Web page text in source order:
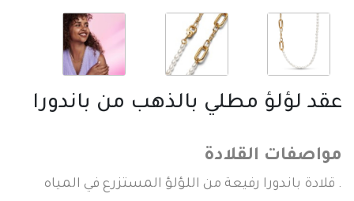
عقد لؤلؤ مطلي بالذهب من باندورا
مواصفات القلادة
. قلادة باندورا رفيعة من اللؤلؤ المستزرع في المياه